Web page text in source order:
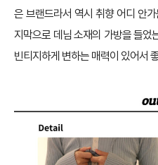
은 브랜드라서 역시 취향 어디 안
지막으로 데님 소재의 가방을 들었
빈티지하게 변하는 매력이 있어서